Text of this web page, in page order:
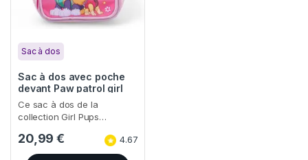
Sac à dos
Sac à dos avec poche
devant Paw patrol girl
Ce sac à dos de la
collection Girl Pups…
20,99€ 4.67